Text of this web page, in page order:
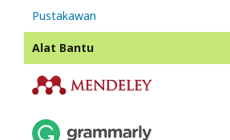
Pustakawan
Alat Bantu